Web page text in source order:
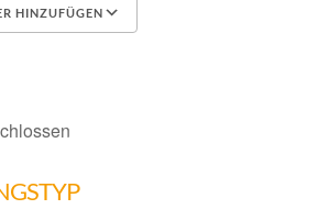
HINZUFÜGEN